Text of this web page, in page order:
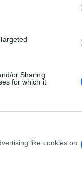
or Sharing
for which it
like cookies on
Meloni
Usa